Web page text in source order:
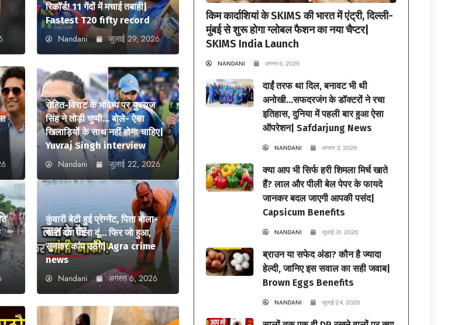
रिकॉर्ड! 11 गेंदों में मचाई तबाही|
Fastest T20 fifty record
Nandani जुलाई 29, 2026
रोहित-विराट के भविष्य पर युवराज
सिंह ने तोड़ी चुप्पी… बोले- ऐसा
खिलाड़ियों के साथ नहीं होना चाहिए|
Yuvraj Singh interview
Nandani जुलाई 22, 2026
कुंवारी बेटी हुई प्रेग्नेंट, पिता बोला-
चलो दवा दिला दूं… फिर जो हुआ,
सुनकर कांप उठेंगे| Agra crime
news
Nandani अगस्त 6, 2026
किम कार्दाशियां के SKIMS की भारत में एंट्री, दिल्ली-
मुंबई से शुरू होगा ग्लोबल फैशन का नया चैप्टर|
SKIMS India Launch
NANDANI अगस्त 6, 2026
दाईं तरफ था दिल, बनावट भी थी
अनोखी…सफदरजंग के डॉक्टरों ने रचा
इतिहास, दुनिया में पहली बार हुआ ऐसा
ऑपरेशन| Safdarjung News
NANDANI अगस्त 3, 2026
क्या आप भी सिर्फ हरी शिमला मिर्च खाते
हैं? लाल और पीली बेल पेपर के फायदे
जानकर बदल जाएगी आपकी पसंद|
Capsicum Benefits
NANDANI जुलाई 31, 2026
ब्राउन या सफेद अंडा? कौन है ज्यादा
हेल्दी, जानिए इस सवाल का सही जवाब|
Brown Eggs Benefits
NANDANI जुलाई 24, 2026